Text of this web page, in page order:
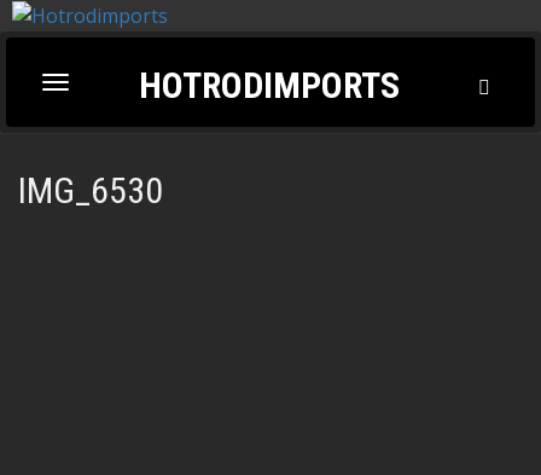
Toggle
navigation
HOTRODIMPORTS
IMG_6530